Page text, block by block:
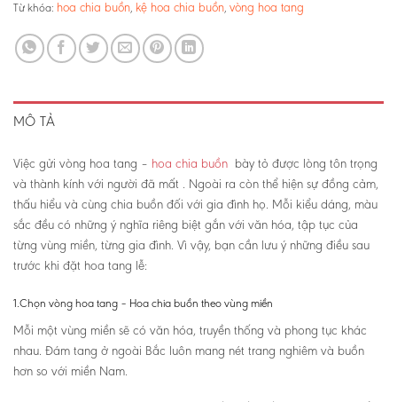
Từ khóa: hoa chia buồn kệ hoa chia buồn vòng hoa tang
MÔ TẢ
Việc gửi vòng hoa tang – hoa chia buồn bày tỏ được lòng tôn trọng
và thành kính với người đã mất . Ngoài ra còn thể hiện sự đồng cảm,
thấu hiểu và cùng chia buồn đối với gia đình họ. Mỗi kiểu dáng, màu
sắc đều có những ý nghĩa riêng biệt gắn với văn hóa, tập tục của
từng vùng miền, từng gia đình. Vì vậy, bạn cần lưu ý những điều sau
trước khi đặt hoa tang lễ:
1.Chọn vòng hoa tang – Hoa chia buồn theo vùng miền
Mỗi một vùng miền sẽ có văn hóa, truyền thống và phong tục khác
nhau. Đám tang ở ngoài Bắc luôn mang nét trang nghiêm và buồn
hơn so với miền Nam.